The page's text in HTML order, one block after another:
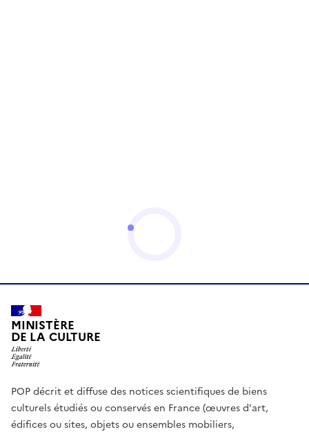
MINISTÈRE
DE LA CULTURE
POP décrit et diffuse des notices scientifiques de biens
culturels étudiés ou conservés en France (œuvres d'art,
édifices ou sites, objets ou ensembles mobiliers,